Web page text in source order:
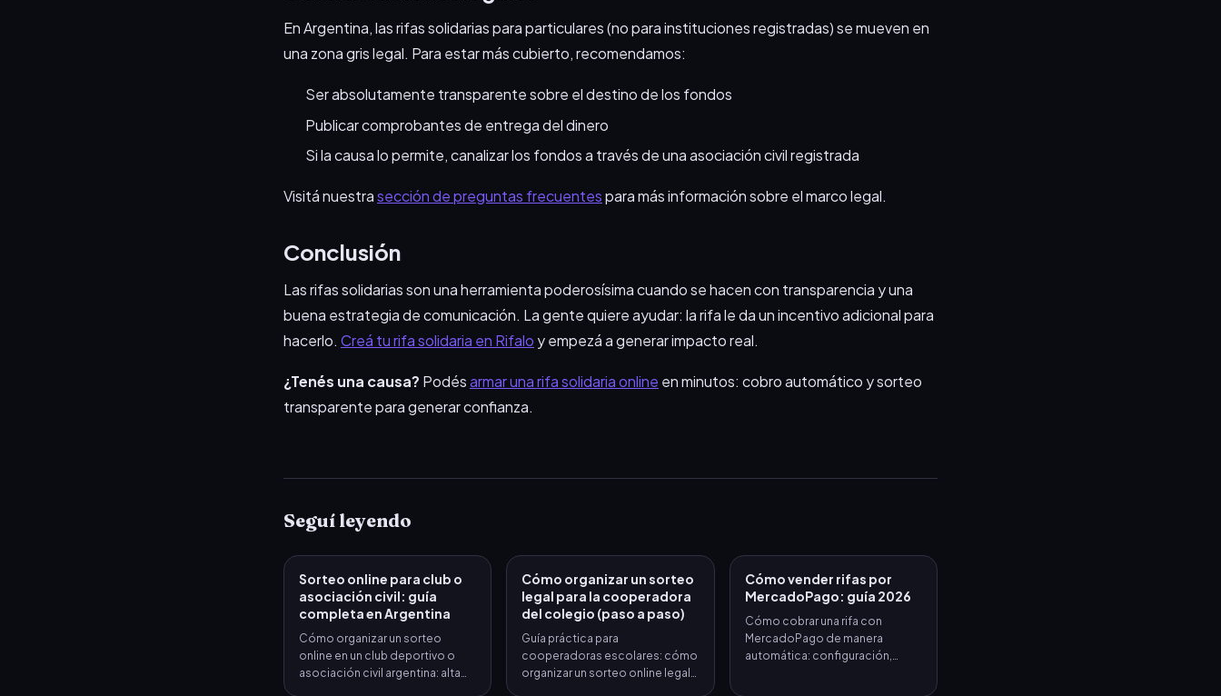
En Argentina, las rifas solidarias para particulares (no para instituciones registradas) se mueven en
una zona gris legal. Para estar más cubierto, recomendamos:
Ser absolutamente transparente sobre el destino de los fondos
Publicar comprobantes de entrega del dinero
Si la causa lo permite, canalizar los fondos a través de una asociación civil registrada
Visitá nuestrasección de preguntas frecuentespara más información sobre el marco legal.
Conclusión
Las rifas solidarias son una herramienta poderosísima cuando se hacen con transparencia y una
buena estrategia de comunicación. La gente quiere ayudar: la rifa le da un incentivo adicional para
hacerlo. Creá tu rifa solidaria en Rifalo y empezá a generar impacto real.
¿Tenés una causa? Podésarmar una rifa solidaria online en minutos: cobro automático y sorteo
transparente para generar confianza.
Seguí leyendo
Sorteo online para club o
asociación civil: guía
completa en Argentina
Cómo organizar un sorteo
online en un club deportivo o
asociación civil argentina: alta
Cómo organizar un sorteo
legal para la cooperadora
del colegio (paso a paso)
Guía práctica para
cooperadoras escolares: cómo
organizar un sorteo online legal,
Cómo vender rifas por
MercadoPago: guía 2026
Cómo cobrar una rifa con
MercadoPago de manera
automática: configuración,